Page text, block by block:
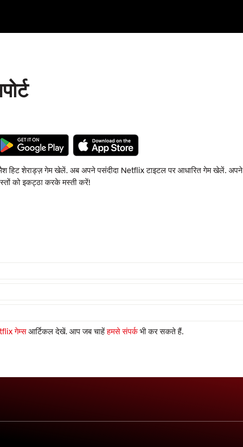
हिट शेराड्ज़ गेम खेलें. अब अपने पसंदीदा Netflix टाइटल पर आधारित गेम खेलें. अपने
को इकट्ठा करके मस्ती करें!
गेम्स आर्टिकल देखें. आप जब चाहेंहमसे संपर्कभी कर सकते हैं.